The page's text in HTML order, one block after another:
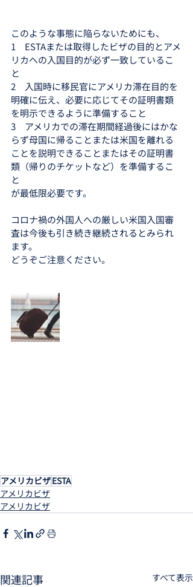
このような事態に陥らないためにも、
1　ESTAまたは取得したビザの目的とアメ
リカへの入国目的が必ず一致しているこ
と
2　入国時に移民官にアメリカ滞在目的を
明確に伝え、必要に応じてその証明書類
を明示できるように準備すること
3　アメリカでの滞在期間経過後にはかな
らず母国に帰ることまたは米国を離れる
ことを説明できることまたはその証明書
類（帰りのチケットなど）を準備するこ
と
が最低限必要です。
コロナ禍の外国人への厳しい米国入国審
査は今後も引き続き継続されるとみられ
ます。
どうぞご注意ください。
アメリカビザESTA
アメリカビザ
アメリカビザ
関連記事 すべて表示